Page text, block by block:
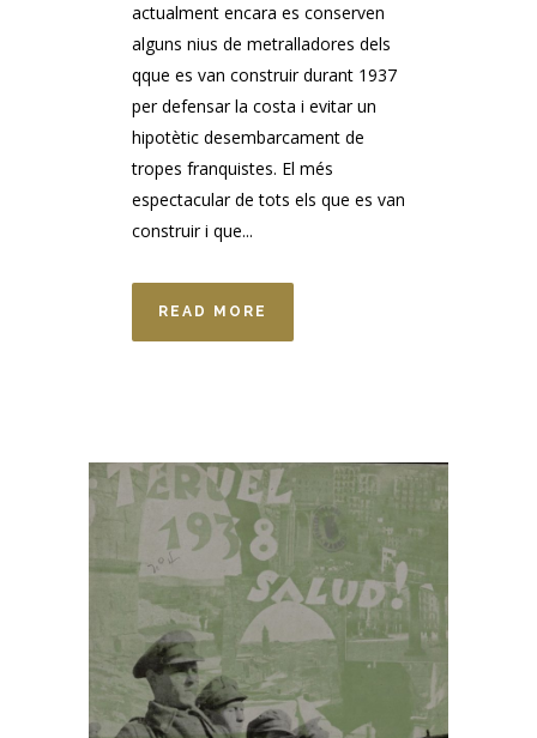
actualment encara es conserven
alguns nius de metralladores dels
qque es van construir durant 1937
per defensar la costa i evitar un
hipotètic desembarcament de
tropes franquistes. El més
espectacular de tots els que es van
construir i que...
READ MORE